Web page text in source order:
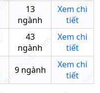
13
ngành
Xem chi
tiết
43
ngành
Xem chi
tiết
9ngành
Xem chi
tiết